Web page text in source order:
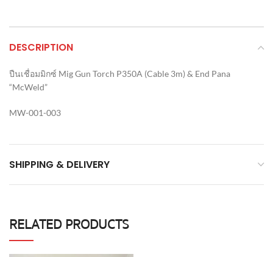
DESCRIPTION
ปืนเชื่อมมิกซ์ Mig Gun Torch P350A (Cable 3m) & End Pana
“McWeld”
MW-001-003
SHIPPING & DELIVERY
RELATED PRODUCTS